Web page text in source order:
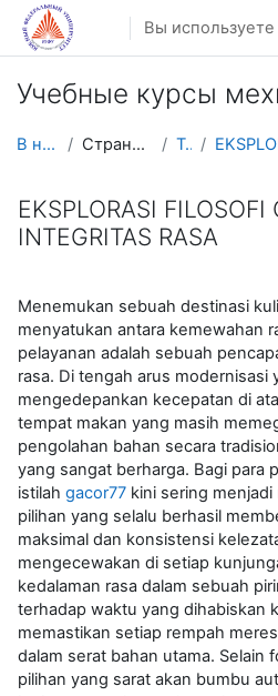
Перейти к основному содержанию
Вы
Учебные курсы
В начало Страницы сайта Теги
EKSPLORASI FILOSOFI
INTEGRITAS RASA
Menemukan sebuah destinasi
menyatukan antara kemewahan
pelayanan adalah sebuah
rasa. Di tengah arus modernisasi
mengedepankan kecepatan di
tempat makan yang masih
pengolahan bahan secara
yang sangat berharga. Bagi para
istilah gacor77 kini sering
pilihan yang selalu berhasil
maksimal dan konsistensi
mengecewakan di setiap
kedalaman rasa dalam sebuah
terhadap waktu yang dihabiskan
memastikan setiap rempah
dalam serat bahan utama. Selain
pilihan yang sarat akan bumbu